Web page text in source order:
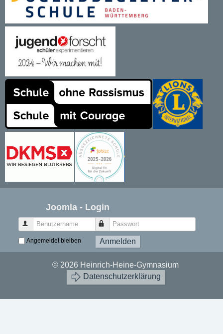
Joomla - Login
Benutzername Passwort
Angemeldet bleiben Anmelden
© 2026 Heinrich-Heine-Gymnasium
Datenschutzerklärung